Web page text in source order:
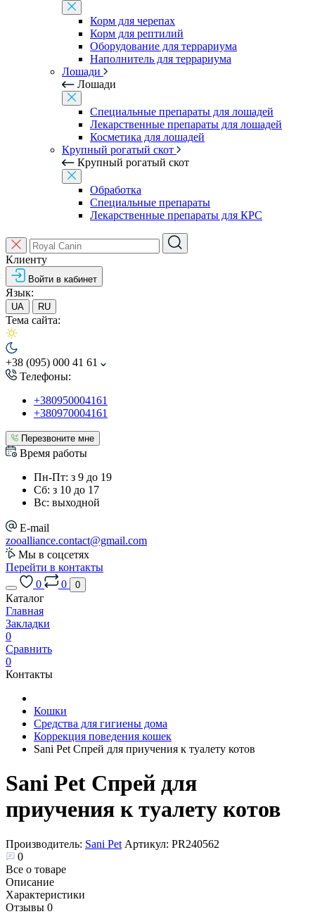
Корм для черепах
Корм для рептилий
Оборудование для террариума
Наполнитель для террариума
Лошади
Лошади
Специальные препараты для лошадей
Лекарственные препараты для лошадей
Косметика для лошадей
Крупный рогатый скот
Крупный рогатый скот
Обработка
Специальные препараты
Лекарственные препараты для КРС
Клиенту
Войти в кабинет
Язык:
UA RU
Тема сайта:
+38 (095) 000 41 61
Телефоны:
+380950004161
+380970004161
Перезвоните мне
Время работы
Пн-Пт: з 9 до 19
Сб: з 10 до 17
Вс: выходной
E-mail
zooalliance.contact@gmail.com
Мы в соцсетях
Перейти в контакты
0
0 0
Каталог
Главная
Закладки
0
Сравнить
0
Контакты
Кошки
Средства для гигиены дома
Коррекция поведения кошек
Sani Pet Спрей для приучения к туалету котов
Sani Pet Спрей для
приучения к туалету котов
Производитель: Sani Pet Артикул: PR240562
0
Все о товаре
Описание
Характеристики
Отзывы 0